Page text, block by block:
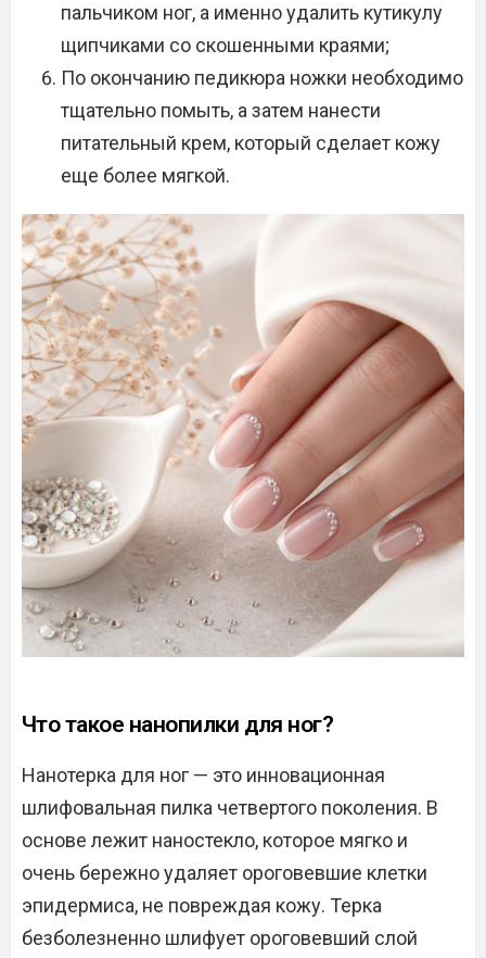
пальчиком ног, а именно удалить кутикулу
щипчиками со скошенными краями;
По окончанию педикюра ножки необходимо
тщательно помыть, а затем нанести
питательный крем, который сделает кожу
еще более мягкой.
Что такое нанопилки для ног?
Нанотерка для ног — это инновационная
шлифовальная пилка четвертого поколения. В
основе лежит наностекло, которое мягко и
очень бережно удаляет ороговевшие клетки
эпидермиса, не повреждая кожу. Терка
безболезненно шлифует ороговевший слой